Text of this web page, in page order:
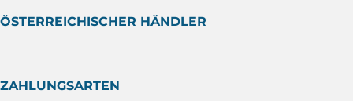
ÖSTERREICHISCHER HÄNDLER
ZAHLUNGSARTEN